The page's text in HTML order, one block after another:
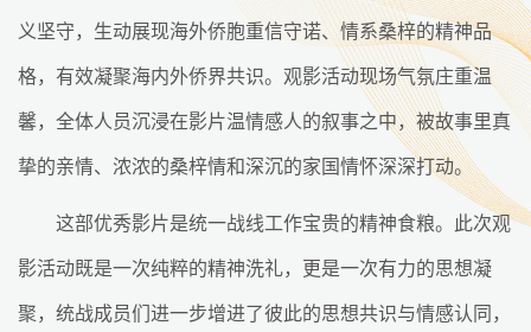
义坚守，生动展现海外侨胞重信守诺、情系桑梓的精神品
格，有效凝聚海内外侨界共识。观影活动现场气氛庄重温
馨，全体人员沉浸在影片温情感人的叙事之中，被故事里真
挚的亲情、浓浓的桑梓情和深沉的家国情怀深深打动。
这部优秀影片是统一战线工作宝贵的精神食粮。此次观
影活动既是一次纯粹的精神洗礼，更是一次有力的思想凝
聚，统战成员们进一步增进了彼此的思想共识与情感认同，